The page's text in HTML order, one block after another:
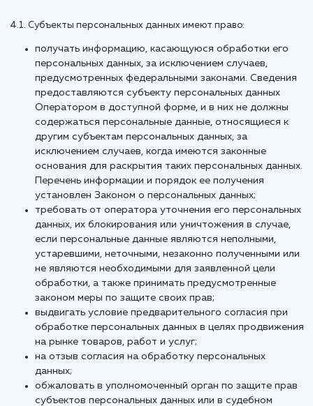
предоставление, доступ) персональных данных,
прекратить обработку и уничтожить
данные в порядке и случаях, предусмотренных
Законом о персональных данных;
исполнять иные обязанности, предусмотренные
Законом о персональных данных.
4. Основные права
обязанности
субъектов
персональных
данных
4.1. Субъекты персональных данных имеют право:
получать информацию, касающуюся обработки
персональных данных, за исключением случаев,
предусмотренных федеральными законами.